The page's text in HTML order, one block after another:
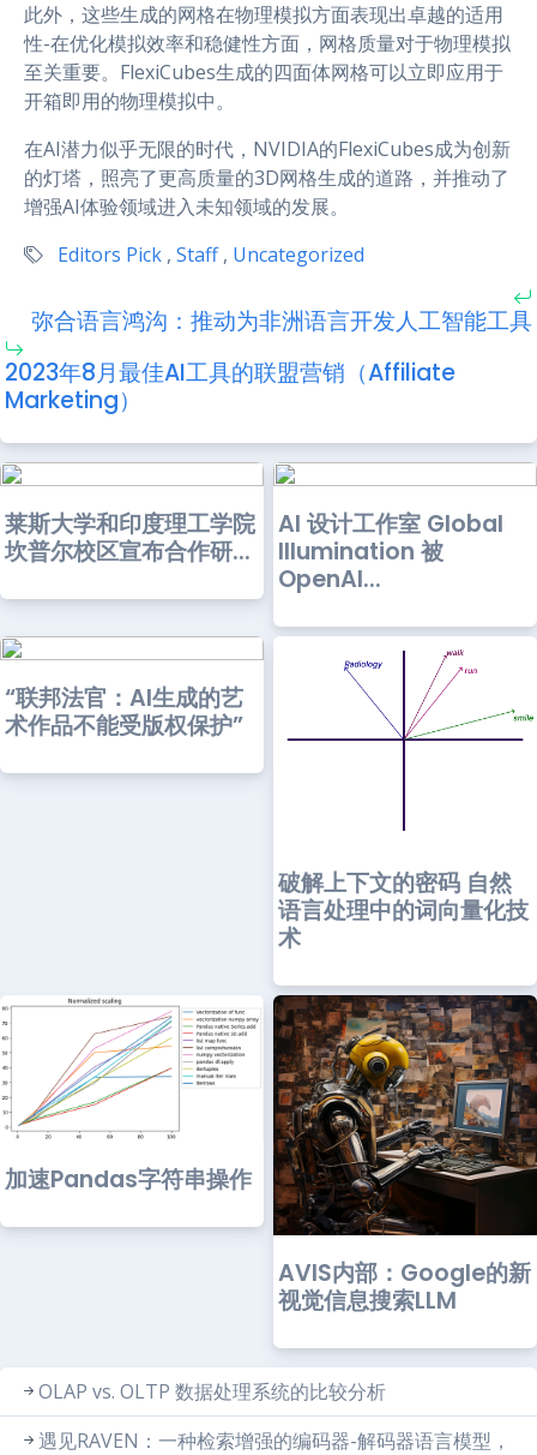
此外，这些生成的网格在物理模拟方面表现出卓越的适用
性-在优化模拟效率和稳健性方面，网格质量对于物理模拟
至关重要。FlexiCubes生成的四面体网格可以立即应用于
开箱即用的物理模拟中。
在AI潜力似乎无限的时代，NVIDIA的FlexiCubes成为创新
的灯塔，照亮了更高质量的3D网格生成的道路，并推动了
增强AI体验领域进入未知领域的发展。
Editors Pick , Staff , Uncategorized
弥合语言鸿沟：推动为非洲语言开发人工智能工具
2023年8月最佳AI工具的联盟营销（Affiliate
Marketing）
莱斯大学和印度理工学院
坎普尔校区宣布合作研...
AI 设计工作室 Global
Illumination 被
OpenAI...
“联邦法官：AI生成的艺
术作品不能受版权保护”
破解上下文的密码 自然
语言处理中的词向量化技
术
加速Pandas字符串操作
AVIS内部：Google的新
视觉信息搜索LLM
OLAP vs. OLTP 数据处理系统的比较分析
遇见RAVEN：一种检索增强的编码器-解码器语言模型，